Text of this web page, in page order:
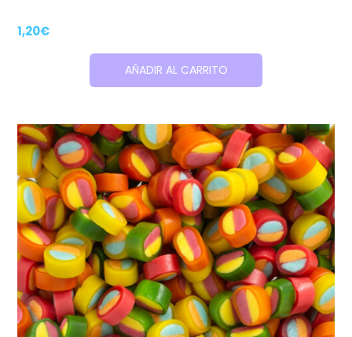
1,20€
AÑADIR AL CARRITO